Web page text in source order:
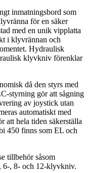
inmatningsbord som
för en säker
med en unik vipplatta
i klyvrännan och
Hydraulisk
klyvkniv förenklar
då den styrs med
styrning gör att sågning
av joystick utan
automatiskt med
att hela tiden säkerställa
450 finns som EL och
tillbehör såsom
6-, 8- och 12-klyvkniv.